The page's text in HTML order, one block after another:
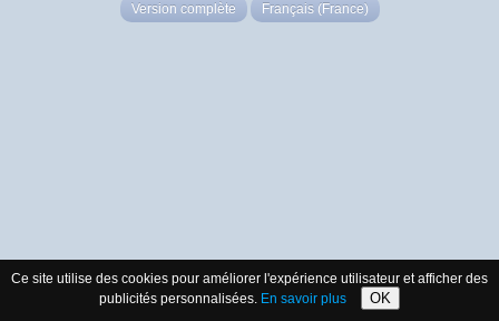
Version complète Français (France)
Ce site utilise des cookies pour améliorer l'expérience utilisateur et afficher des
publicités personnalisées. En savoir plus OK